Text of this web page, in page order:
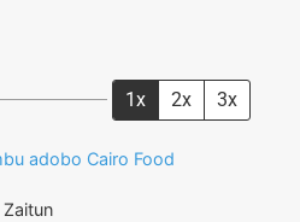
1x 2x 3x
adobo Cairo Food